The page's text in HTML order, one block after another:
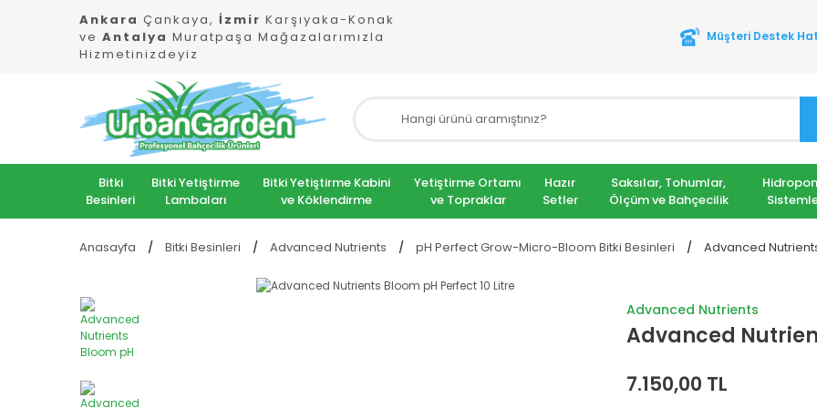
Ankara Çankaya, İzmir Karşıyaka-Konak
ve Antalya Muratpaşa Mağazalarımızla
Hizmetinizdeyiz
Müşteri Destek
Bitki
Besinleri
Bitki Yetiştirme
Lambaları
Bitki Yetiştirme Kabini
ve Köklendirme
Yetiştirme Ortamı
ve Topraklar
Hazır
Setler
Saksılar, Tohumlar,
Ölçüm ve Bahçecilik
Anasayfa Bitki Besinleri Advanced Nutrients pH Perfect Grow-Micro-Bloom Bitki Besinleri Advanced
Advanced Nutrients
Advanced
7.150,00 TL